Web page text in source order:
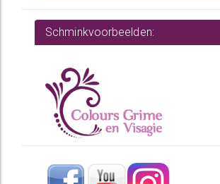
Schminkvoorbeelden: